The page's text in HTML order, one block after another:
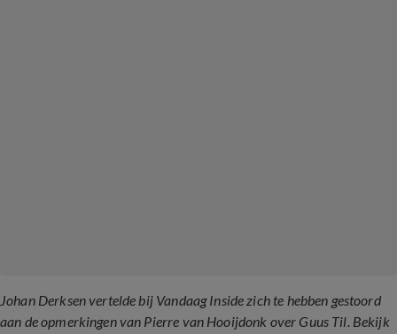
Johan Derksen vertelde bij Vandaag Inside zich te hebben gestoord
aan de opmerkingen van Pierre van Hooijdonk over Guus Til. Bekijk